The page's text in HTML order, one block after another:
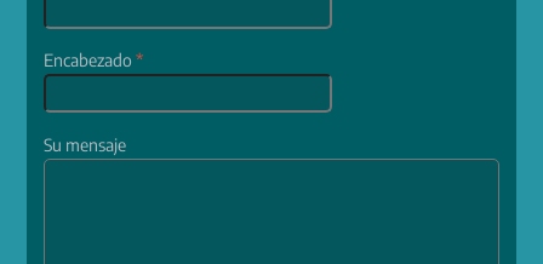
Encabezado*
Su mensaje